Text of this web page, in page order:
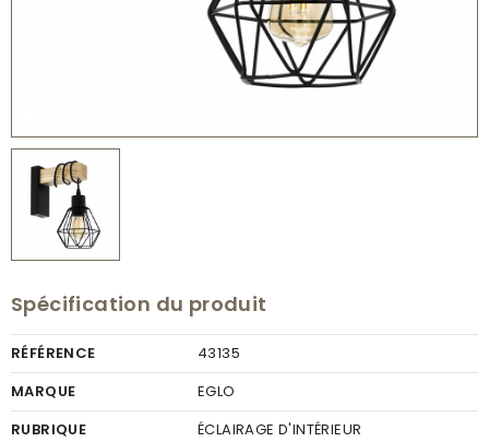
Spécification du produit
RÉFÉRENCE
43135
MARQUE
EGLO
RUBRIQUE
ÉCLAIRAGE D'INTÉRIEUR